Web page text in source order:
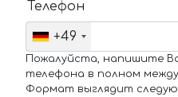
Телефон
+49
Пожалуйста, напишите
телефона в полном
Формат выглядит